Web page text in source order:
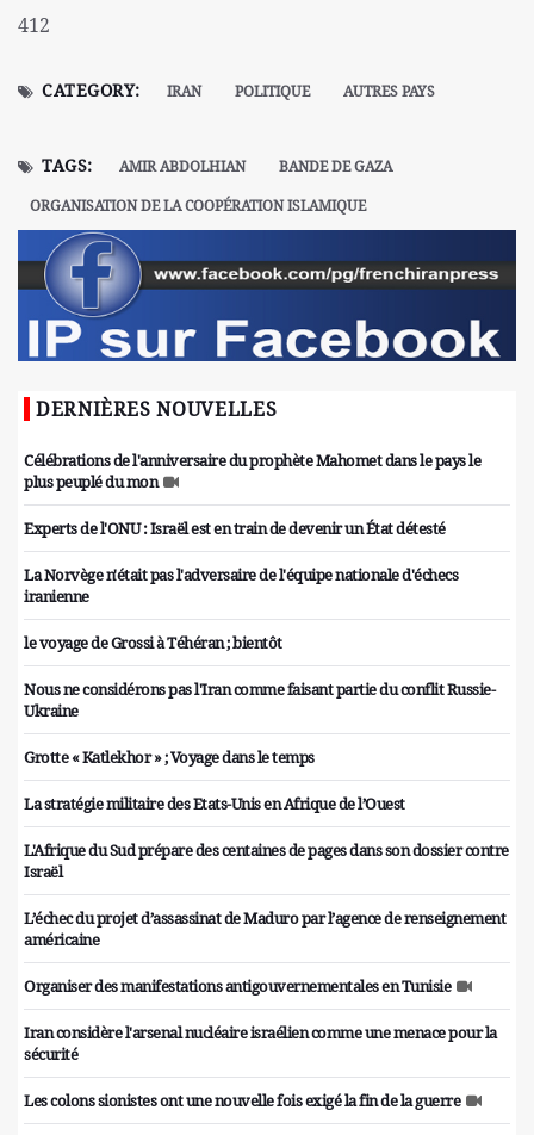
412
CATEGORY: IRAN POLITIQUE AUTRES PAYS
TAGS: AMIR ABDOLHIAN
BANDE DE GAZA
ORGANISATION DE LA COOPÉRATION ISLAMIQUE
DERNIÈRES NOUVELLES
Célébrations de l'anniversaire du prophète Mahomet dans le pays le
plus peuplé du mon
Experts de l'ONU : Israël est en train de devenir un État détesté
La Norvège n'était pas l'adversaire de l'équipe nationale d'échecs
iranienne
le voyage de Grossi à Téhéran ; bientôt
Nous ne considérons pas l'Iran comme faisant partie du conflit Russie-
Ukraine
Grotte « Katlekhor » ; Voyage dans le temps
La stratégie militaire des Etats-Unis en Afrique de l’Ouest
L'Afrique du Sud prépare des centaines de pages dans son dossier contre
Israël
L’échec du projet d’assassinat de Maduro par l’agence de renseignement
américaine
Organiser des manifestations antigouvernementales en Tunisie
Iran considère l'arsenal nucléaire israélien comme une menace pour la
sécurité
Les colons sionistes ont une nouvelle fois exigé la fin de la guerre